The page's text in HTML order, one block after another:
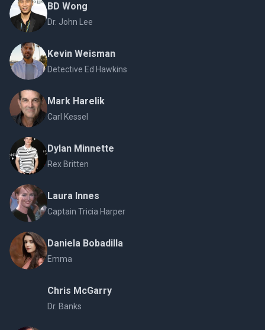
BD Wong
Dr. John Lee
Kevin Weisman
Detective Ed Hawkins
Mark Harelik
Carl Kessel
Dylan Minnette
Rex Britten
Laura Innes
Captain Tricia Harper
Daniela Bobadilla
Emma
Chris McGarry
Dr. Banks